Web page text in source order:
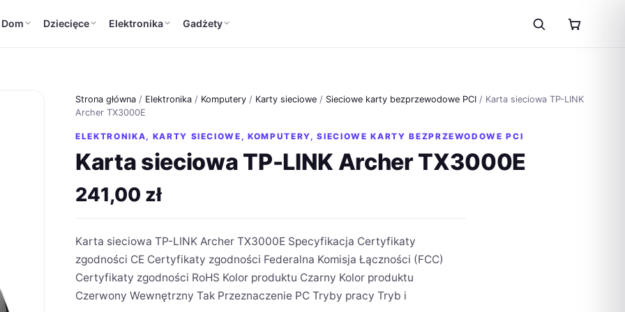
Dom Dziecięce Elektronika Gadżety
Strona główna / Elektronika / Komputery / Karty sieciowe / Sieciowe karty bezprzewodowe PCI / Karta sieciowa TP-LINK
Archer TX3000E
ELEKTRONIKA, KARTY SIECIOWE ,KOMPUTERY,SIECIOWE KARTY BEZPRZEWODOWE PCI
Karta sieciowa TP-LINK Archer TX3000E
241,00 zł
Karta sieciowa TP-LINK Archer TX3000E Specyfikacja Certyfikaty
zgodności CE Certyfikaty zgodności Federalna Komisja Łączności (FCC)
Certyfikaty zgodności RoHS Kolor produktu Czarny Kolor produktu
Czerwony Wewnętrzny Tak Przeznaczenie PC Tryby pracy Tryb i